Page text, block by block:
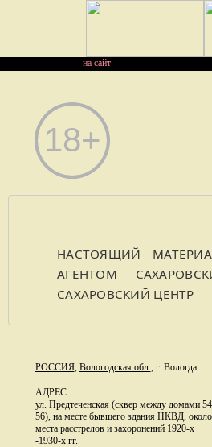
на сайт
НАСТОЯЩИЙ
АГЕНТОМ
САХАРОВСКИЙ ЦЕНТР
РОССИЯ, Вологодская обл., г. Вологда
АДРЕС
ул. Предтеченская (сквер между домами
56), на месте бывшего здания НКВД, около
места расстрелов и захоронений 1920-х
-1930-х гг.